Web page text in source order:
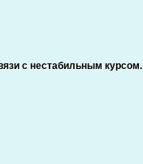
с нестабильным курсом.